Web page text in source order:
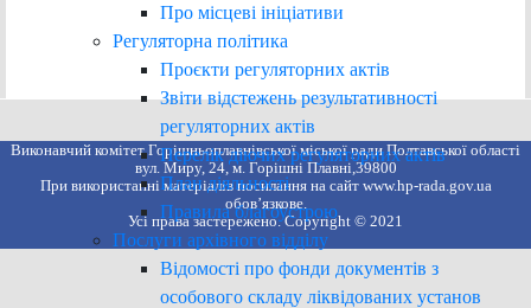
Про місцеві ініціативи
Регуляторна політика
Проєкти регуляторних актів
Звіти відстежень результативності
регуляторних актів
Перелік діючих регуляторних актів
План діяльності
Правила благоустрою
Послуги архівного відділу
Відомості про фонди документів з
особового складу ліквідованих установ
Виконавчий комітет Горішньоплавнівської міської ради Полтавської області
вул. Миру, 24, м. Горішні Плавні,39800
При використанні матеріалів посилання на сайт www.hp-rada.gov.ua
обов’язкове.
Усі права застережено. Copyright © 2021